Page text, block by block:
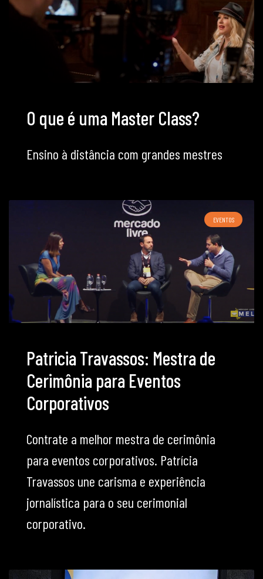
O que é uma Master Class?
Ensino à distância com grandes mestres
EVENTOS
Patricia Travassos: Mestra de
Cerimônia para Eventos
Corporativos
Contrate a melhor mestra de cerimônia
para eventos corporativos. Patrícia
Travassos une carisma e experiência
jornalística para o seu cerimonial
corporativo.